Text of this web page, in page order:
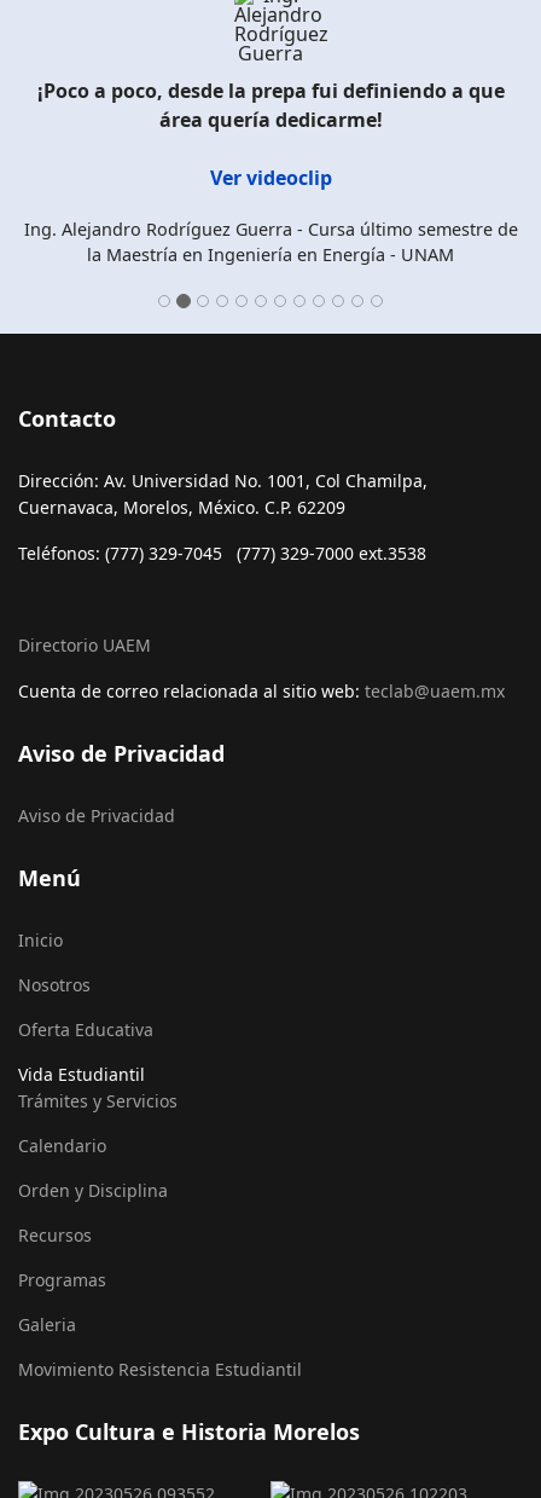
¡Poco a poco, desde la prepa fui definiendo a que
área quería dedicarme!
Ver videoclip
Ing. Alejandro Rodríguez Guerra - Cursa último semestre de
la Maestría en Ingeniería en Energía - UNAM
Contacto
Dirección: Av. Universidad No. 1001, Col Chamilpa,
Cuernavaca, Morelos, México. C.P. 62209
Teléfonos: (777) 329-7045 (777) 329-7000 ext.3538
Directorio UAEM
Cuenta de correo relacionada al sitio web: teclab@uaem.mx
Aviso de Privacidad
Aviso de Privacidad
Menú
Inicio
Nosotros
Oferta Educativa
Vida Estudiantil
Trámites y Servicios
Calendario
Orden y Disciplina
Recursos
Programas
Galeria
Movimiento Resistencia Estudiantil
Expo Cultura e Historia Morelos